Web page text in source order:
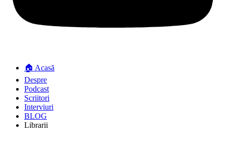
🏠 Acasă
Despre
Podcast
Scriitori
Interviuri
BLOG
Librarii